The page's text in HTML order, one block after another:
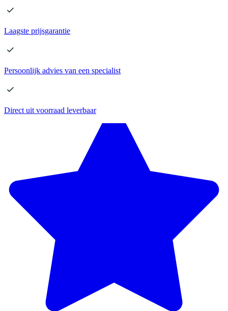
Laagste prijsgarantie
Persoonlijk advies van een specialist
Direct uit voorraad leverbaar